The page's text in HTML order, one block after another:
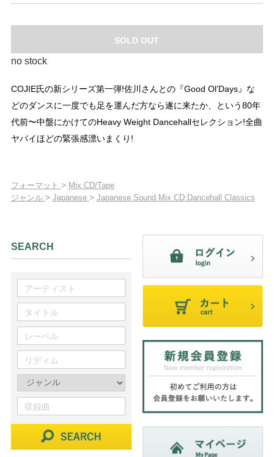
SOLD OUT
no stock
COJIE氏の新シリーズ第一弾!佐川さんとの『Good Ol’Days』な
どのダンスに一度でも足を運んだ方なら遂に来たか、という80年
代前〜中盤にかけてのHeavy Weight Dancehallセレクション!全曲
ヤバイほどの緊張感漂いまくり!
フォーマット > Mix CD/Tape
ジャンル > Japanese > Japanese Sound Mix CD:Dancehall Classics
SEARCH